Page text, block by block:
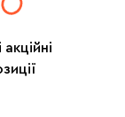
акційні